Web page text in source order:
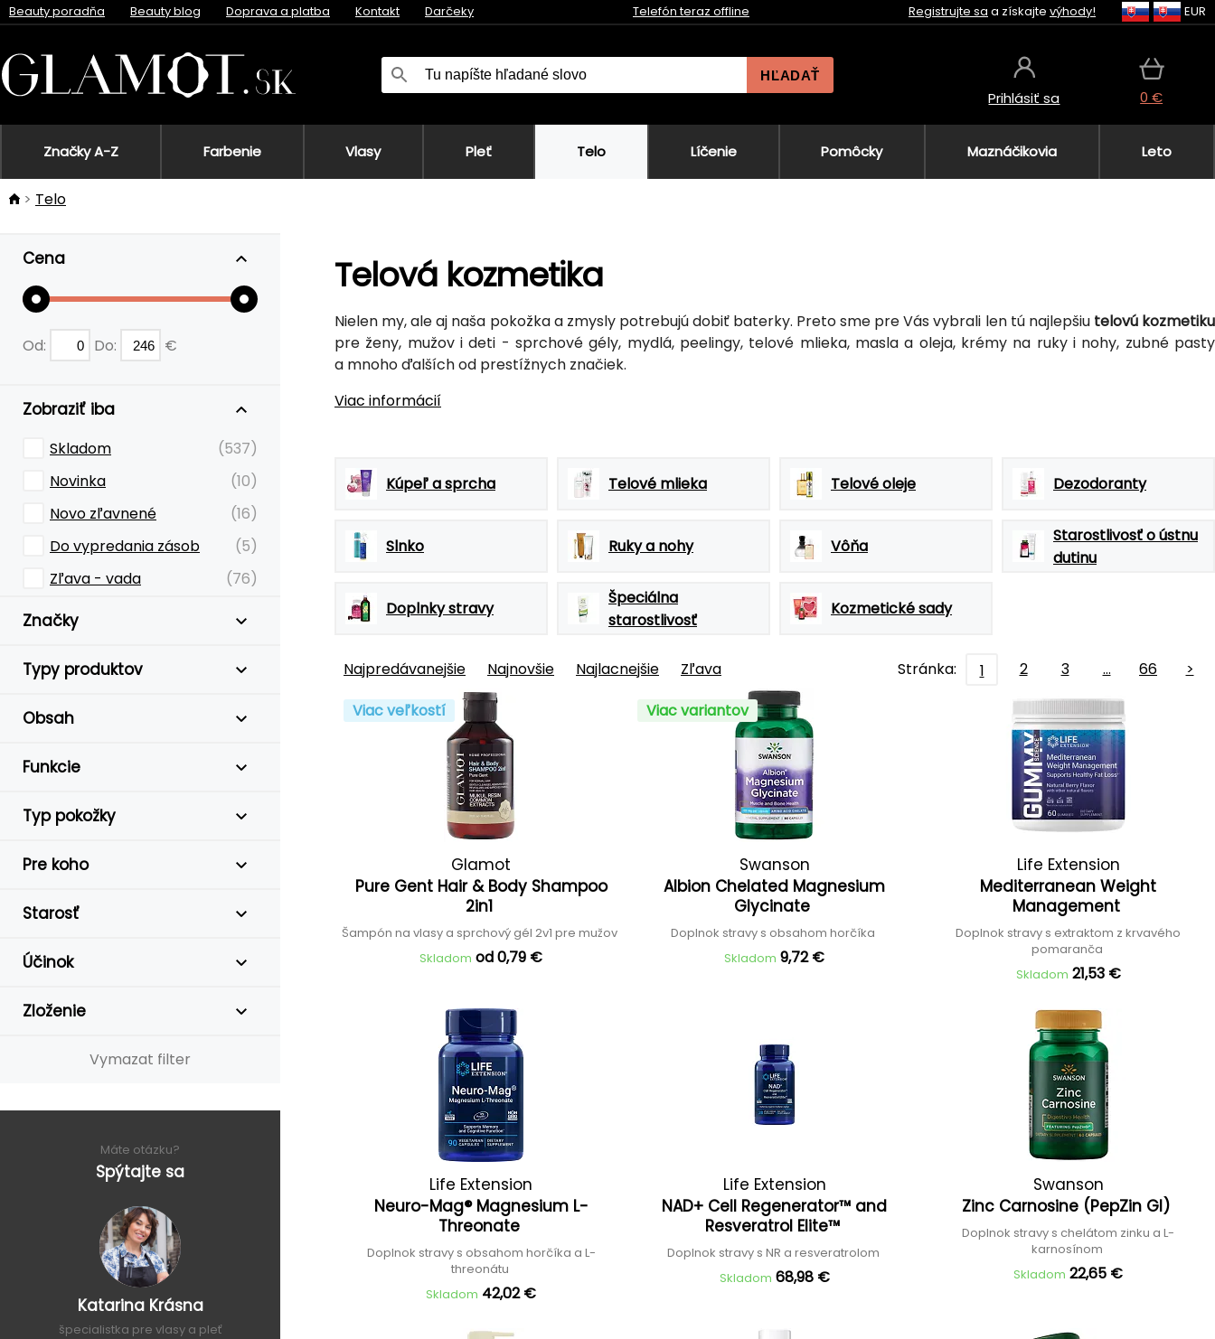
Beauty poradňa Beauty blog Doprava a platba Kontakt Darčeky Telefón teraz offline Registrujte sa a získajte výhody! EUR
HĽADAŤ
Prihlásiť sa 0 €
Značky A-Z Farbenie Vlasy Pleť Telo Líčenie Pomôcky Maznáčikovia Leto
Telo
Cena
Od: Do: €
Zobraziť iba
Skladom
(537)
Novinka
(10)
Novo zľavnené
(16)
Do vypredania zásob
(5)
Zľava - vada
(76)
Značky
Typy produktov
Obsah
Funkcie
Typ pokožky
Pre koho
Starosť
Účinok
Zloženie
Vymazat filter
Máte otázku?
Spýtajte sa
Katarina Krásna
špecialistka pre vlasy a pleť
Telová kozmetika
Nielen my, ale aj naša pokožka a zmysly potrebujú dobiť baterky. Preto sme pre Vás vybrali len tú najlepšiu telovú kozmetiku
pre ženy, mužov i deti - sprchové gély, mydlá, peelingy, telové mlieka, masla a oleja, krémy na ruky i nohy, zubné pasty
a mnoho ďalších od prestížnych značiek.
Viac informácií
Kúpeľ a sprcha Telové mlieka Telové oleje Dezodoranty
Slnko Ruky a nohy Vôňa
Starostlivosť o ústnu
dutinu
Doplnky stravy
Špeciálna
starostlivosť
Kozmetické sady
Najpredávanejšie Najnovšie Najlacnejšie Zľava Stránka: 1 2 3 … 66
>
Viac veľkostí
Glamot
Pure Gent Hair & Body Shampoo
2in1
Šampón na vlasy a sprchový gél 2v1 pre mužov
Skladom od 0,79 €
Viac variantov
Swanson
Albion Chelated Magnesium
Glycinate
Doplnok stravy s obsahom horčíka
Skladom 9,72 €
Life Extension
Mediterranean Weight
Management
Doplnok stravy s extraktom z krvavého
pomaranča
Skladom 21,53 €
Life Extension
Neuro-Mag® Magnesium L-
Threonate
Doplnok stravy s obsahom horčíka a L-
threonátu
Skladom 42,02 €
Life Extension
NAD+ Cell Regenerator™ and
Resveratrol Elite™
Doplnok stravy s NR a resveratrolom
Skladom 68,98 €
Swanson
Zinc Carnosine (PepZin GI)
Doplnok stravy s chelátom zinku a L-
karnosínom
Skladom 22,65 €